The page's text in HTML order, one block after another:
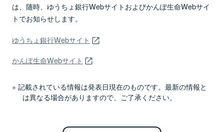
は、随時、ゆうちょ銀行Webサイトおよびかんぽ生命Webサイ
トでお知らせします。
ゆうちょ銀行Webサイト
かんぽ生命Webサイト
記載されている情報は発表日現在のものです。最新の情報と
は異なる場合がありますので、ご了承ください。